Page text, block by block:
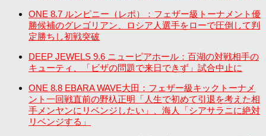
ONE 8.7 ルンピニー（レポ）：フェザー級トーナメント優
勝候補のグレゴリアン、ロシア人選手をローで圧倒して判
定勝ちし初戦突破
DEEP JEWELS 9.6 ニューピアホール：百湖の対戦相手の
キューティ、「ビザの問題で来日できず」試合中止に
ONE 8.8 EBARA WAVE大田：フェザー級キックトーナメ
ント一回戦直前の野杁正明「人生で初めて引退を考えた相
手メンヤンにリベンジしたい」、海人「シアサラニに絶対
リベンジする」